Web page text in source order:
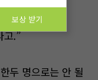
잖아요?
고.”
두 명으로는 안 될
보상 받기